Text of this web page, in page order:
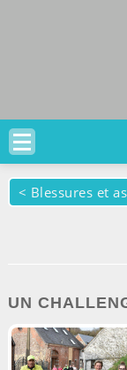
< Blessures et
UN